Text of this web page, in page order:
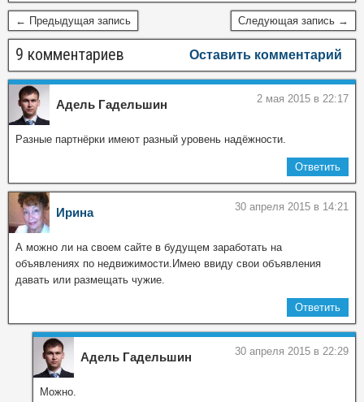
← Предыдущая запись Следующая запись →
9 комментариев Оставить комментарий
Адель Гадельшин 2 мая 2015 в 22:17
Разные партнёрки имеют разный уровень надёжности.
Ответить
Ирина 30 апреля 2015 в 14:21
А можно ли на своем сайте в будущем заработать на
объявлениях по недвижимости.Имею ввиду свои объявления
давать или размещать чужие.
Ответить
Адель Гадельшин 30 апреля 2015 в 22:29
Можно.